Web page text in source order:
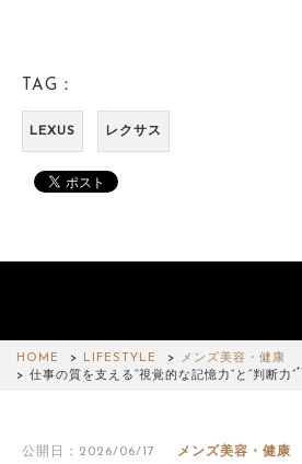
TAG：
LEXUS レクサス
HOME LIFESTYLE
メンズ美容・健康
仕事の質を支える“視覚的な記憶力”と“判断力”*1
公開日：2026/06/17 メンズ美容・健康